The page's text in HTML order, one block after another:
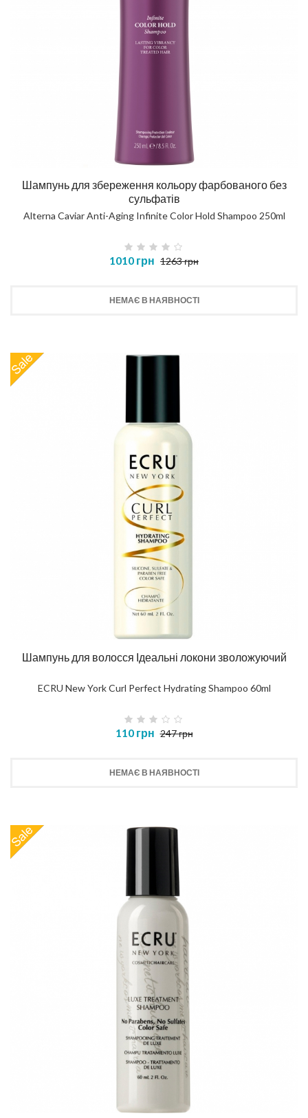
Шампунь для збереження кольору фарбованого без
сульфатів
Alterna Caviar Anti-Aging Infinite Color Hold Shampoo 250ml
1010 грн 1263 грн
НЕМАЄ В НАЯВНОСТІ
Шампунь для волосся Ідеальні локони зволожуючий
ECRU New York Curl Perfect Hydrating Shampoo 60ml
110 грн 247 грн
НЕМАЄ В НАЯВНОСТІ